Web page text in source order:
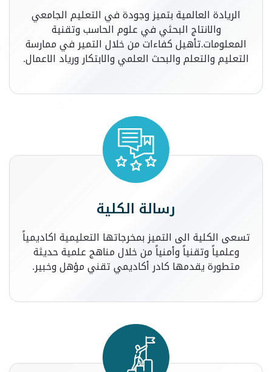
الريادة العالمية بتميز وجودة في التعليم الجامعي
والانتاج البحثي في علوم الحاسب وتقنية
المعلومات.تأهيل كفاءات من خلال التمير في ممارسة
التعليم والتعلم والبحث العلمي والابتكار ورياد الاعمال.
رسالة الكلية
تسعى الكلية الى التميز بمخرجاتها التعليمية اكاديمياً
وعلمياً وتقنياً وأمنياً من خلال مناهج علمية حديثة
متطورة يقدمها كادر أكاديمي تقني مؤهل وخبير.